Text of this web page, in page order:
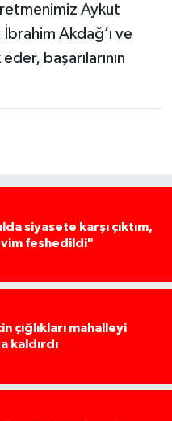
Aykut
Akdağ’ı ve
başarılarının
siyasete karşı çıktım,
feshedildi"
çığlıkları mahalleyi
kaldırdı